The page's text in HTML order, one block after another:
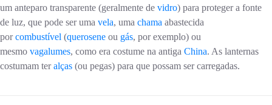
um anteparo transparente (geralmente de vidro) para proteger a fonte
de luz, que pode ser uma vela, uma chama abastecida
porcombustível (querosene ou gás, por exemplo) ou
mesmo vagalumes, como era costume na antiga China. As lanternas
costumam teralças (ou pegas) para que possam ser carregadas.